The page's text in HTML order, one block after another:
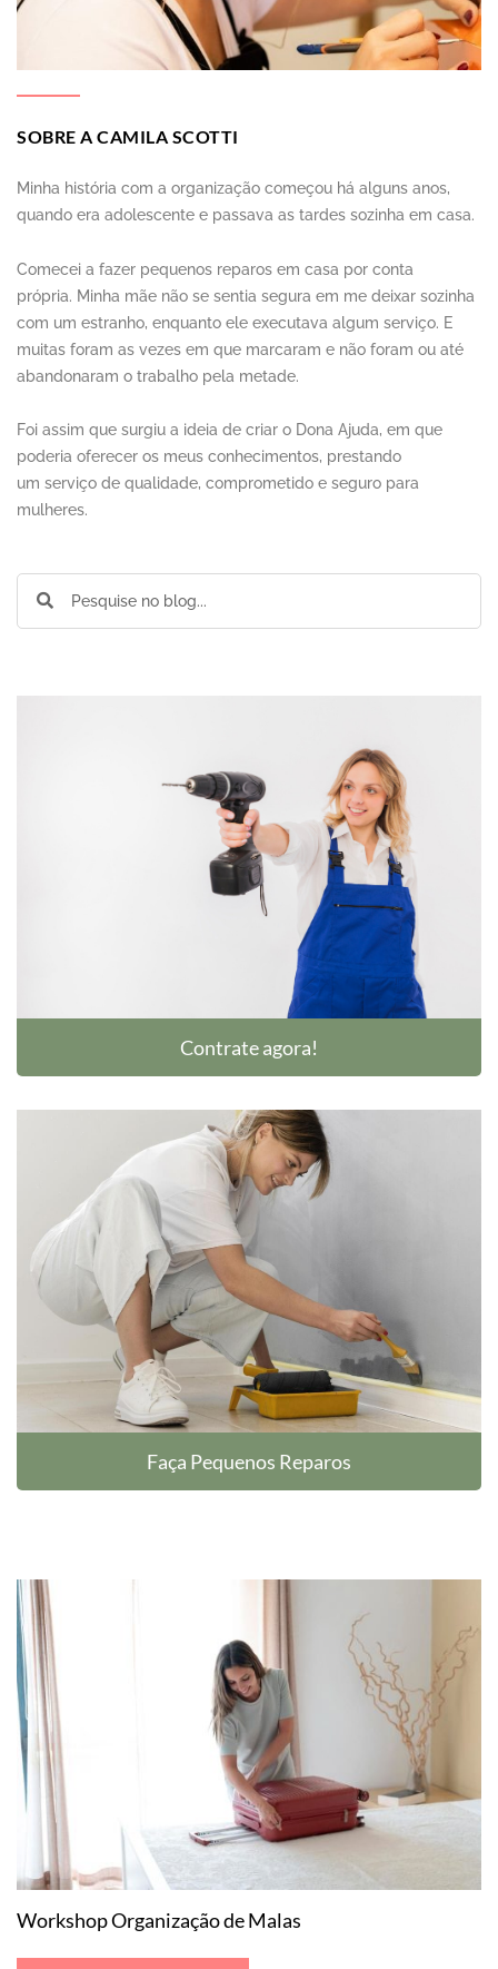
SOBRE A CAMILA SCOTTI
Minha história com a organização começou há alguns anos,
quando era adolescente e passava as tardes sozinha em casa.
Comecei a fazer pequenos reparos em casa por conta
própria. Minha mãe não se sentia segura em me deixar sozinha
com um estranho, enquanto ele executava algum serviço. E
muitas foram as vezes em que marcaram e não foram ou até
abandonaram o trabalho pela metade.
Foi assim que surgiu a ideia de criar o Dona Ajuda, em que
poderia oferecer os meus conhecimentos, prestando
um serviço de qualidade, comprometido e seguro para
mulheres.
Contrate agora!
Faça Pequenos Reparos
Workshop Organização de Malas